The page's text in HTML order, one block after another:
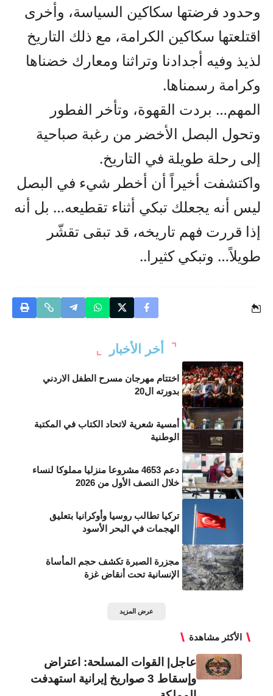
وحدود فرضتها سكاكين السياسة، وأخرى
اقتلعتها سكاكين الكرامة، مع ذلك التاريخ
لذيذ وفيه أجدادنا وتراثنا ومعارك خضناها
وكرامة رسمناها.
المهم… بردت القهوة، وتأخر الفطور
وتحول البصل الأخضر من رغبة صباحية
إلى رحلة طويلة في التاريخ.
واكتشفت أخيراً أن أخطر شيء في البصل
ليس أنه يجعلك تبكي أثناء تقطيعه… بل أنه
إذا قررت فهم تاريخه، قد تبقى تقشّر
طويلاً… وتبكي كثيرا..
أخر الأخبار
اختتام مهرجان مسرح الطفل الاردني
بدورته ال20
أمسية شعرية لاتحاد الكتاب في المكتبة
الوطنية
دعم 4653 مشروعا منزليا مملوكا لنساء
خلال النصف الأول من 2026
تركيا تطالب روسيا وأوكرانيا بتعليق
الهجمات في البحر الأسود
مجزرة الصبرة تكشف حجم المأساة
الإنسانية تحت أنقاض غزة
عرض المزيد
الأكثر مشاهدة
عاجل| القوات المسلحة: اعتراض
وإسقاط 3 صواريخ إيرانية استهدفت